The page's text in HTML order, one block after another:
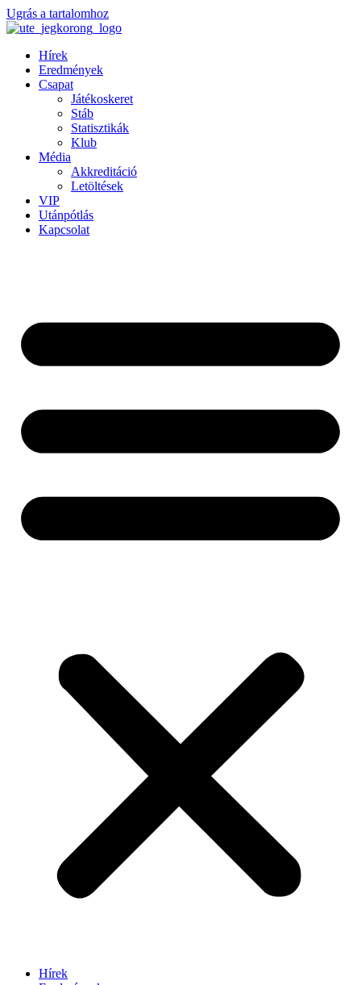
Ugrás a tartalomhoz
Hírek
Eredmények
Csapat
Játékoskeret
Stáb
Statisztikák
Klub
Média
Akkreditáció
Letöltések
VIP
Utánpótlás
Kapcsolat
Hírek